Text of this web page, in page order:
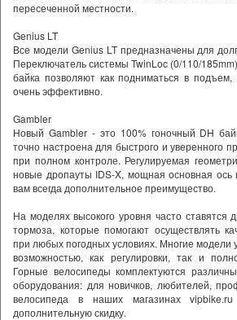
пересеченной местности.
Genius LT
Все модели Genius LT предназначены для
Переключатель системы TwinLoc (0/110/
байка позволяют как подниматься в подъем,
очень эффективно.
Gambler
Новый Gambler - это 100% гоночный DH
точно настроена для быстрого и уверенного
при полном контроле. Регулируемая
новые дропауты IDS-X, мощная основная
вам всегда дополнительное преимущество.
На моделях высокого уровня часто ставятся
тормоза, которые помогают осуществлять
при любых погодных условиях. Многие модели
возможностью, как регулировки, так и
Горные велосипеды комплектуются
оборудования: для новичков, любителей,
велосипеда в наших магазинах
дополнительную скидку.